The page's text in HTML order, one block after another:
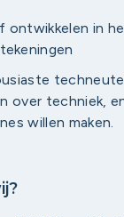
ontwikkelen in
over techniek,
willen maken.